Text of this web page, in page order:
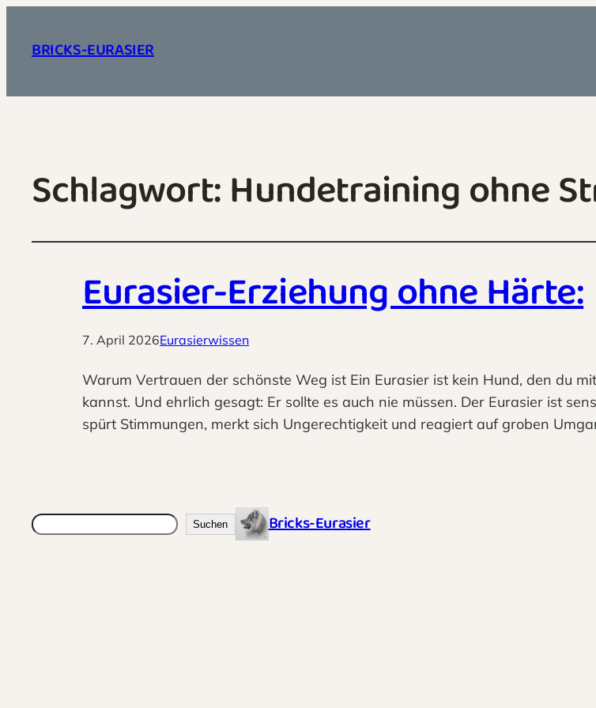
BRICKS-EURASIER
Schlagwort:Hundetraining ohne
Eurasier-Erziehung ohne Härte:
7. April 2026Eurasierwissen
Warum Vertrauen der schönste Weg ist Ein Eurasier ist kein Hund, den du
kannst. Und ehrlich gesagt: Er sollte es auch nie müssen. Der Eurasier ist
spürt Stimmungen, merkt sich Ungerechtigkeit und reagiert auf groben
Suchen Suchen Bricks-Eurasier